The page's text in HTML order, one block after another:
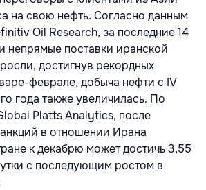
на свою нефть. Согласно данным
Oil Research, за последние 14
непрямые поставки иранской
достигнув рекордных
феврале, добыча нефти с IV
года также увеличилась. По
Platts Analytics, после
в отношении Ирана
к декабрю может достичь 3,55
с последующим ростом в